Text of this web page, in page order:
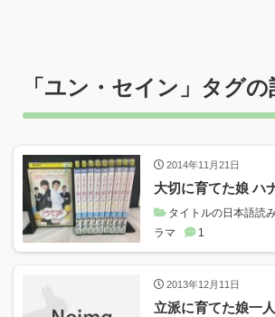
「ユン・セイン 」タグ
2014年11月21日
大切に育てた娘 ハ
タイトルの日本語読
ラマ
1
2013年12月11日
立派に育てた娘一人